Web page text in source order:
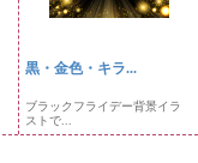
黒・金色・キラ...
ブラックフライデー背景イラ
ストで...